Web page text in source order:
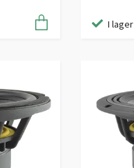
I lager